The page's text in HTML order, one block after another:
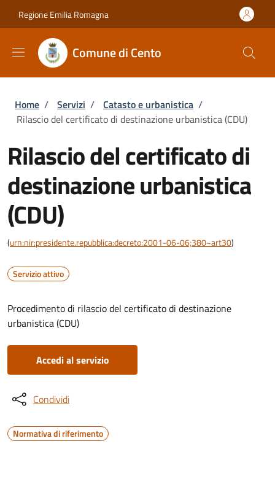
Regione Emilia Romagna
Comune di Cento
Briciole di pane
Home / Servizi / Catasto e urbanistica /
Rilascio del certificato di destinazione urbanistica (CDU)
Rilascio del certificato di
destinazione urbanistica
(CDU)
(urn:nir:presidente.repubblica:decreto:2001-06-06;380~art30)
Servizio attivo
Procedimento di rilascio del certificato di destinazione
urbanistica (CDU)
Accedi al servizio
Condividi
Normativa di riferimento